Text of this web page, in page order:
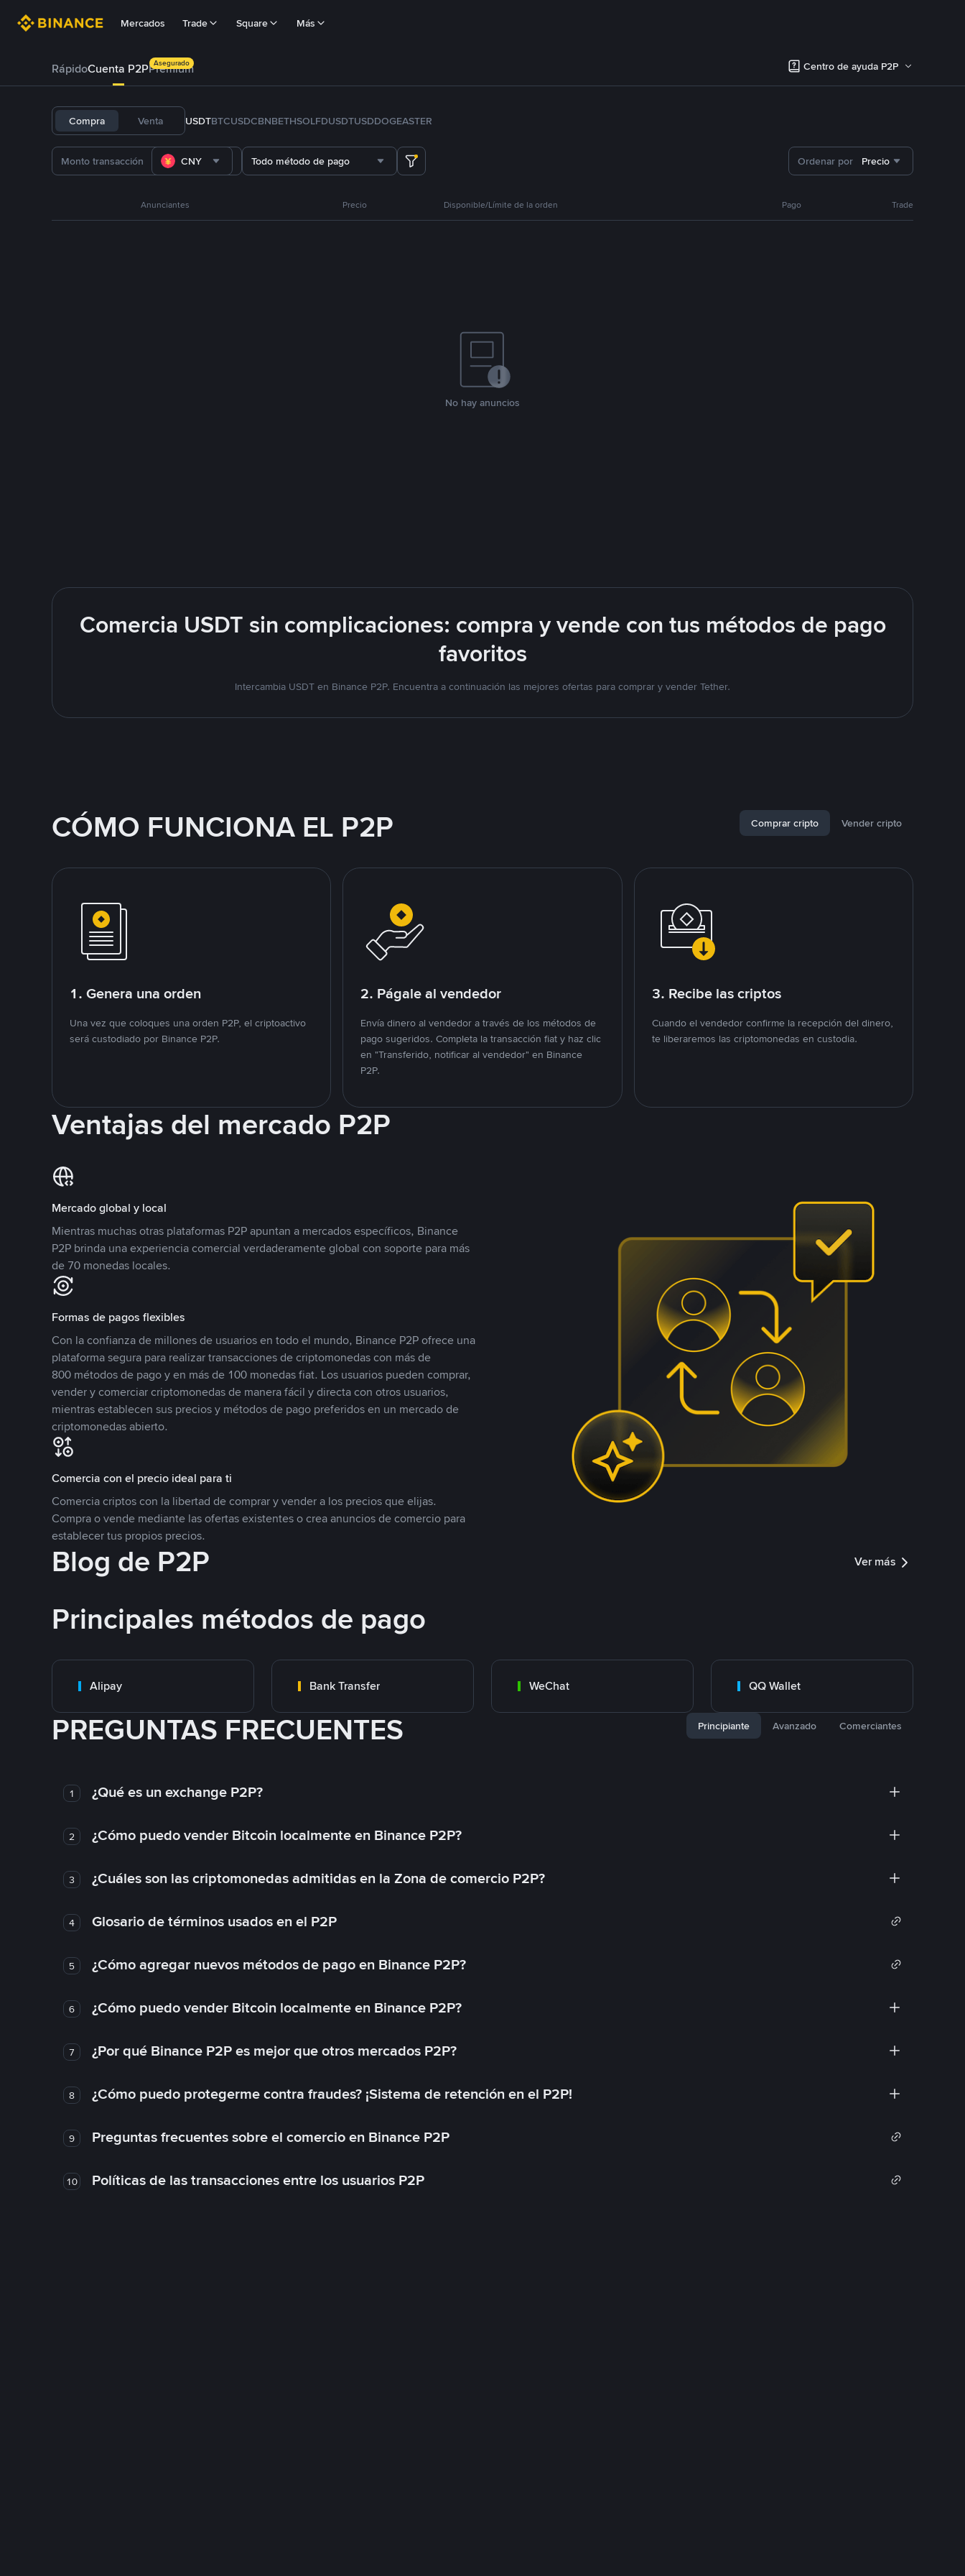
Mercados Trade Square Más
RápidoCuenta P2PPrémium
Asegurado Centro de ayuda P2P
Compra Venta USDTBTCUSDCBNBETHSOLFDUSDTUSDDOGEASTER
CNY Todo método de pago Ordenar por Precio
Anunciantes Precio Disponible/Límite de la orden Pago Trade
No hay anuncios
Comercia USDT sin complicaciones: compra y vende con tus métodos de pago
favoritos
Intercambia USDT en Binance P2P. Encuentra a continuación las mejores ofertas para comprar y vender Tether.
CÓMO FUNCIONA EL P2P Comprar cripto Vender cripto
1. Genera una orden
Una vez que coloques una orden P2P, el criptoactivo
será custodiado por Binance P2P.
2. Págale al vendedor
Envía dinero al vendedor a través de los métodos de
pago sugeridos. Completa la transacción fiat y haz clic
en "Transferido, notificar al vendedor" en Binance
P2P.
3. Recibe las criptos
Cuando el vendedor confirme la recepción del dinero,
te liberaremos las criptomonedas en custodia.
Ventajas del mercado P2P
Mercado global y local
Mientras muchas otras plataformas P2P apuntan a mercados específicos, Binance
P2P brinda una experiencia comercial verdaderamente global con soporte para más
de 70 monedas locales.
Formas de pagos flexibles
Con la confianza de millones de usuarios en todo el mundo, Binance P2P ofrece una
plataforma segura para realizar transacciones de criptomonedas con más de
800 métodos de pago y en más de 100 monedas fiat. Los usuarios pueden comprar,
vender y comerciar criptomonedas de manera fácil y directa con otros usuarios,
mientras establecen sus precios y métodos de pago preferidos en un mercado de
criptomonedas abierto.
Comercia con el precio ideal para ti
Comercia criptos con la libertad de comprar y vender a los precios que elijas.
Compra o vende mediante las ofertas existentes o crea anuncios de comercio para
establecer tus propios precios.
Blog de P2P Ver más
Principales métodos de pago
Alipay Bank Transfer WeChat QQ Wallet
PREGUNTAS FRECUENTES Principiante Avanzado Comerciantes
1 ¿Qué es un exchange P2P?
2 ¿Cómo puedo vender Bitcoin localmente en Binance P2P?
3 ¿Cuáles son las criptomonedas admitidas en la Zona de comercio P2P?
4 Glosario de términos usados en el P2P
5 ¿Cómo agregar nuevos métodos de pago en Binance P2P?
6 ¿Cómo puedo vender Bitcoin localmente en Binance P2P?
7 ¿Por qué Binance P2P es mejor que otros mercados P2P?
8 ¿Cómo puedo protegerme contra fraudes? ¡Sistema de retención en el P2P!
9 Preguntas frecuentes sobre el comercio en Binance P2P
10 Políticas de las transacciones entre los usuarios P2P